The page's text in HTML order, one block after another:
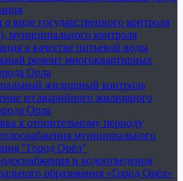
виде государственного контроля
муниципального контроля
о качестве питьевой воды
ремонт многоквартирных
Орла
жилищный контроль
из аварийного жилищного
Орла
к отопительному периоду
муниципального
"Город Орёл"
и водоотведения
образования «Город Орёл»